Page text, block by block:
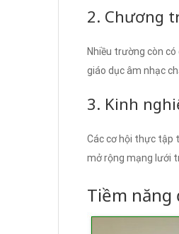
2. Chương
Nhiều trường còn
giáo dục âm nhạc
3. Kinh
Các cơ hội thực tập
mở rộng mạng lưới
Tiềm năng